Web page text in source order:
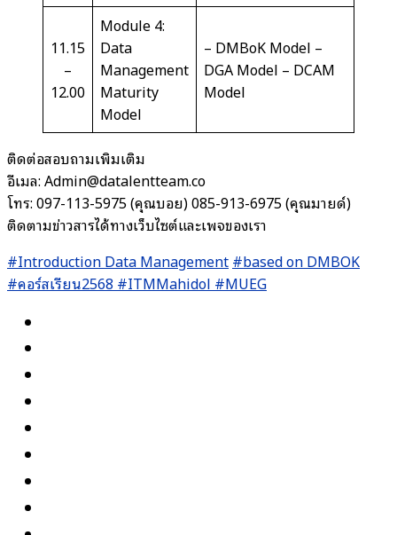
11.15
–
12.00
Module 4:
Data
Management
Maturity
Model
– DMBoK Model –
DGA Model – DCAM
Model
ติดต่อสอบถามเพิ่มเติม
อีเมล: Admin@datalentteam.co
โทร: 097-113-5975 (คุณบอย) 085-913-6975 (คุณมายด์)
ติดตามข่าวสารได้ทางเว็บไซต์และเพจของเรา
#Introduction Data Management#based on DMBOK
#คอร์สเรียน2568 #ITMMahidol #MUEG